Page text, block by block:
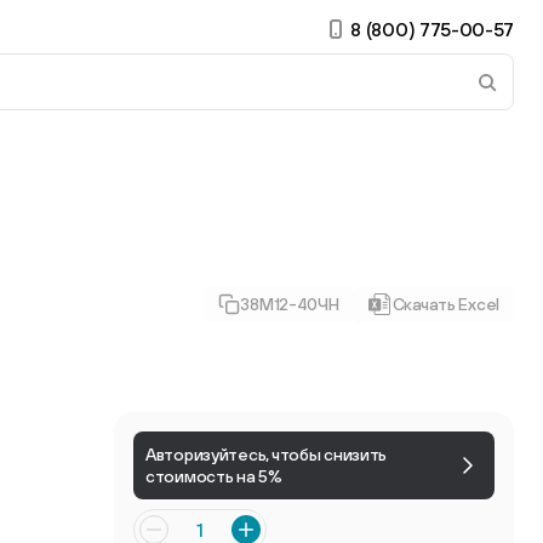
8 (800) 775-00-57
38М12-40ЧН Скачать Excel
Авторизуйтесь, чтобы снизить
стоимость на 5%
Есть учётная запись?